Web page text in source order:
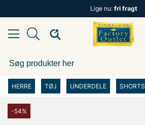
Lige nu: fri fragt
HERRE TØJ UNDERDELE SHORTS
-54%